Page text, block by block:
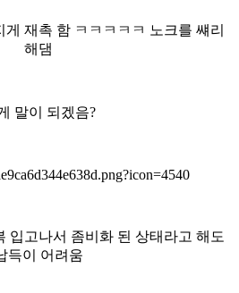
재촉 함 ㅋㅋㅋㅋㅋ 노크를 썌리
해댐
말이 되겠음?
입고나서 좀비화 된 상태라고 해도
득이 어려움